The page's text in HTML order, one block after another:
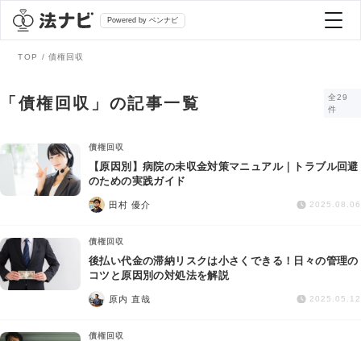
Powered by ベンナビ
全て
法律相談
債務整理
弁護士を探す
おすすめ弁護士診断
AI Search Premium
掲載をご検討の弁護士の方へ
TOP 債権回収
「債権回収」の記事一覧
全29
件
債権回収
【原因別】病院の未収金対策マニュアル｜トラブル回避
のための実践ガイド
田村 優介 2025.08.06
債権回収
後払い代金の滞納リスクは小さくできる！日々の管理の
コツと原因別の対処法を解説
原内 直哉 2025.05.12
債権回収